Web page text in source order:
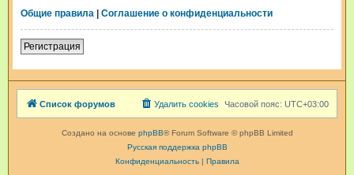
Общие правила | Соглашение о конфиденциальности
Регистрация
Список форумов Часовой пояс: UTC+03:00
Удалить cookies
Создано на основе phpBB® Forum Software © phpBB Limited
Русская поддержка phpBB
Конфиденциальность| Правила